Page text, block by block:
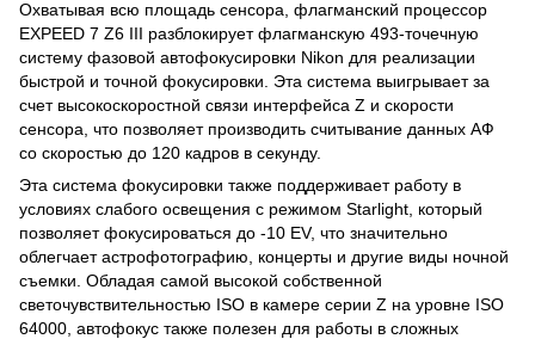
Охватывая всю площадь сенсора, флагманский процессор
EXPEED 7 Z6 III разблокирует флагманскую 493-точечную
систему фазовой автофокусировки Nikon для реализации
быстрой и точной фокусировки. Эта система выигрывает за
счет высокоскоростной связи интерфейса Z и скорости
сенсора, что позволяет производить считывание данных АФ
со скоростью до 120 кадров в секунду.
Эта система фокусировки также поддерживает работу в
условиях слабого освещения с режимом Starlight, который
позволяет фокусироваться до -10 EV, что значительно
облегчает астрофотографию, концерты и другие виды ночной
съемки. Обладая самой высокой собственной
светочувствительностью ISO в камере серии Z на уровне ISO
64000, автофокус также полезен для работы в сложных